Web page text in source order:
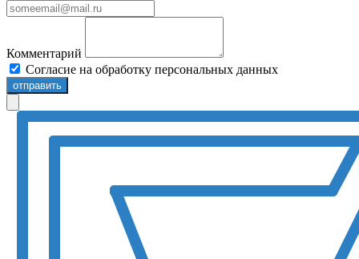
Комментарий
Согласие на обработку персональных данных
отправить